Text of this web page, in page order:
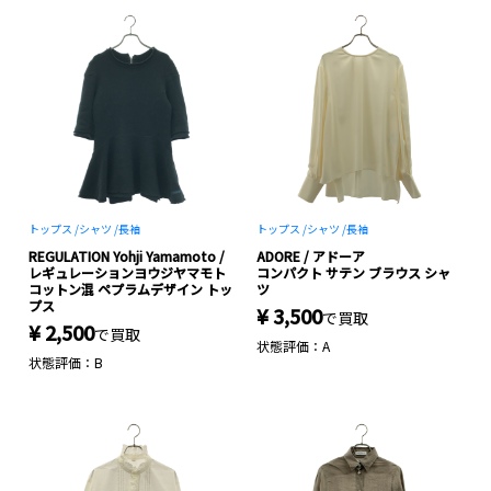
トップス /シャツ /長袖
REGULATION Yohji Yamamoto /
レギュレーションヨウジヤマモト
コットン混 ペプラムデザイン トッ
プス
¥ 2,500で買取
状態評価：B
トップス /シャツ /長袖
ADORE / アドーア
コンパクト サテン ブラウス シャ
ツ
¥ 3,500で買取
状態評価：A